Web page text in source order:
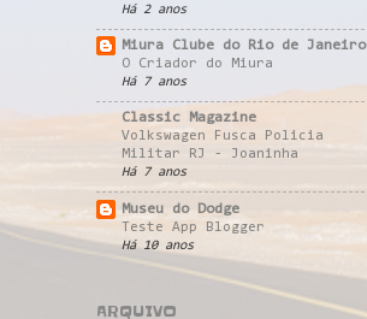
Há 2 anos
Miura Clube do Rio de Janeiro
O Criador do Miura
Há 7 anos
Classic Magazine
Volkswagen Fusca Policia
Militar RJ - Joaninha
Há 7 anos
Museu do Dodge
Teste App Blogger
Há 10 anos
ARQUIVO